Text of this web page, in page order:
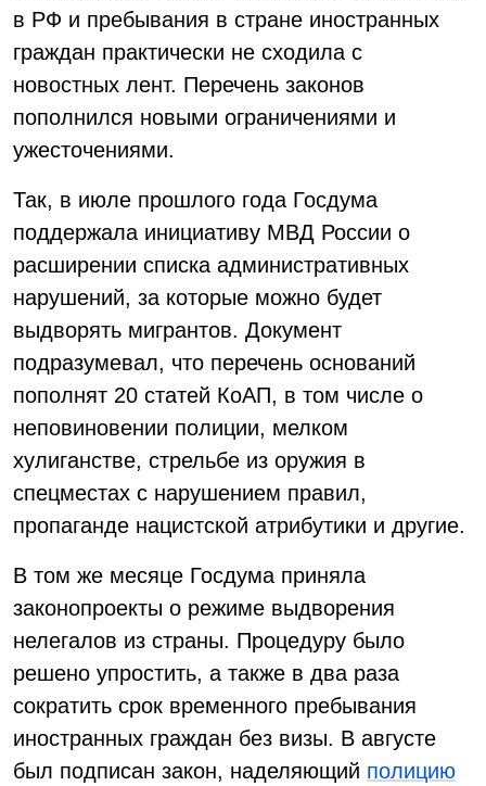
в РФ и пребывания в стране иностранных
граждан практически не сходила с
новостных лент. Перечень законов
пополнился новыми ограничениями и
ужесточениями.
Так, в июле прошлого года Госдума
поддержала инициативу МВД России о
расширении списка административных
нарушений, за которые можно будет
выдворять мигрантов. Документ
подразумевал, что перечень оснований
пополнят 20 статей КоАП, в том числе о
неповиновении полиции, мелком
хулиганстве, стрельбе из оружия в
спецместах с нарушением правил,
пропаганде нацистской атрибутики и другие.
В том же месяце Госдума приняла
законопроекты о режиме выдворения
нелегалов из страны. Процедуру было
решено упростить, а также в два раза
сократить срок временного пребывания
иностранных граждан без визы. В августе
был подписан закон, наделяющий полицию